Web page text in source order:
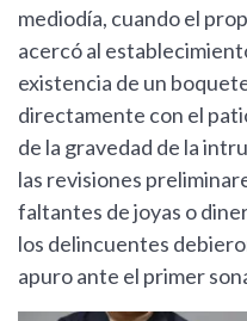
mediodía, cuando el
acercó al
existencia de un
directamente con el
de la gravedad de la
las revisiones
faltantes de joyas o
los delincuentes
apuro ante el primer